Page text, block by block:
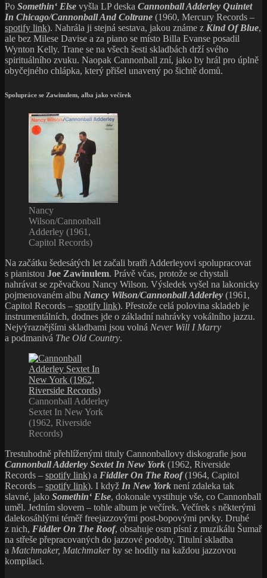
Po Somethin‘ Else vyšla LP deska Cannonball Adderley Quintet
In Chicago/Cannonball And Coltrane (1960, Mercury Records –
spotify link). Nahrála ji stejná sestava, jakou známe z Kind Of Blue,
ale bez Milese Davise a za piano se místo Billa Evanse posadil
Wynton Kelly. Trane se na všech šesti skladbách drží svého
spirituálního zvuku. Naopak Cannonball zní, jako by hrál pro úplně
obyčejného chlápka, který přišel unavený po šichtě domů.
Spolupráce se Zawinulem, alba jako večírek
Nancy
Wilson/Cannonball
Adderley (1961,
Capitol Records)
Na začátku šedesátých let začali bratři Adderleyovi spolupracovat
s pianistou Joe Zawinulem. Právě včas, protože se chystali
nahrávat se zpěvačkou Nancy Wilson. Výsledek vyšel na lakonicky
pojmenovaném albu Nancy Wilson/Cannonball Adderley (1961,
Capitol Records – spotify link). Přestože celá polovina skladeb je
instrumentálních, dodnes jde o základní nahrávky vokálního jazzu.
Nejvýraznějšími skladbami jsou volná Never Will I Marry
a podmanivá The Old Country.
Cannonball Adderley
Sextet In New York
(1962, Riverside
Records)
Trestuhodně přehlíženými tituly Cannonballovy diskografie jsou
Cannonball Adderley Sextet In New York (1962, Riverside
Records – spotify link) a Fiddler On The Roof(1964, Capitol
Records – spotify link). I když In New York není zdaleka tak
slavné, jako Somethin‘ Else, dokonale vystihuje vše, co Cannonball
uměl. Jedním slovem – tohle album je večírek. Večírek s některými
dalekosáhlými téměř freejazzovými post-bopovými prvky. Druhé
z nich, Fiddler On The Roof, obsahuje osm písní z muzikálu Šumař
na střeše přepracovaných do jazzové podoby. Titulní skladba
a Matchmaker, Matchmakerby se hodily na každou jazzovou
kompilaci.